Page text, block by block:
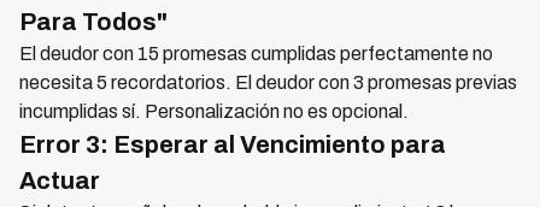
Para Todos"
El deudor con 15 promesas cumplidas perfectamente no
necesita 5 recordatorios. El deudor con 3 promesas previas
incumplidas sí. Personalización no es opcional.
Error 3: Esperar al Vencimiento para
Actuar